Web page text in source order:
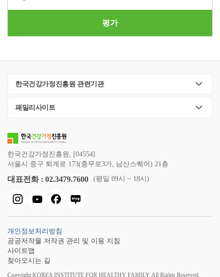
TV
소
서
충
무
로
2,
매
일
경
제
교
육
센
터
(3
평가
한국건강가정진흥원 관련기관
패밀리사이트
한국건강가정진흥원, [04554]
서울시 중구 퇴계로 173(충무로3가, 남산스퀘어) 21층
대표전화 : 02.3479.7600 (평일 09시 ~ 18시)
개인정보처리방침
공공저작물 저작권 관리 및 이용 지침
사이트맵
찾아오시는 길
Copyright KOREA INSTITUTE FOR HEALTHY FAMILY. All Rights Reserved.